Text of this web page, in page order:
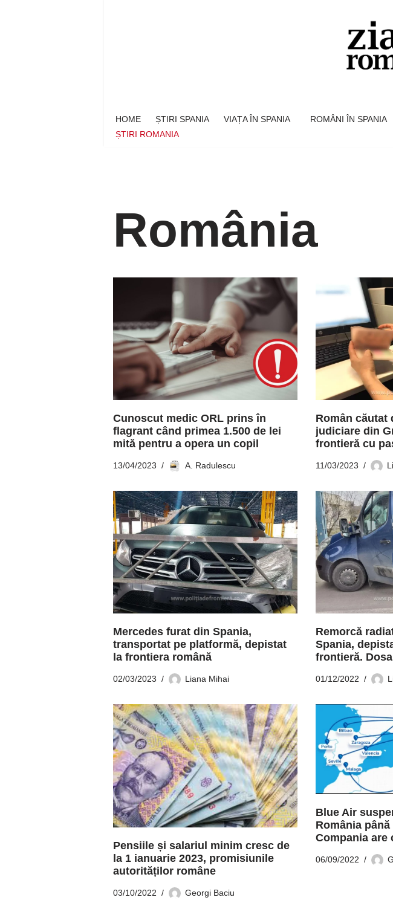
HOME ȘTIRI SPANIA VIAȚA ÎN SPANIA ROMÂNI ÎN SPANIA
ȘTIRI ROMANIA
România
Cunoscut medic ORL prins în
flagrant când primea 1.500 de lei
mită pentru a opera un copil
13/04/2023 A. Radulescu
Român căutat
judiciare din
frontieră cu
11/03/2023
Mercedes furat din Spania,
transportat pe platformă, depistat
la frontiera română
02/03/2023 Liana Mihai
Remorcă
Spania,
frontieră.
01/12/2022
Pensiile și salariul minim cresc de
la 1 ianuarie 2023, promisiunile
autorităților române
03/10/2022 Georgi Baciu
Blue Air
România
Compania are
06/09/2022